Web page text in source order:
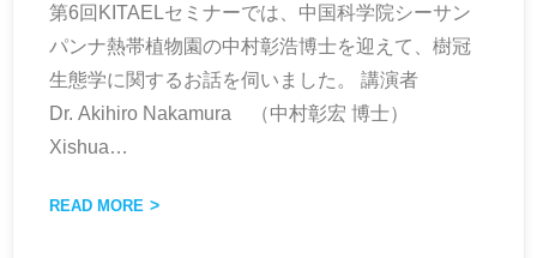
第6回KITAELセミナーでは、中国科学院シーサン
パンナ熱帯植物園の中村彰浩博士を迎えて、樹冠
生態学に関するお話を伺いました。 講演者
Dr. Akihiro Nakamura （中村彰宏 博士）
Xishua…
READ MORE